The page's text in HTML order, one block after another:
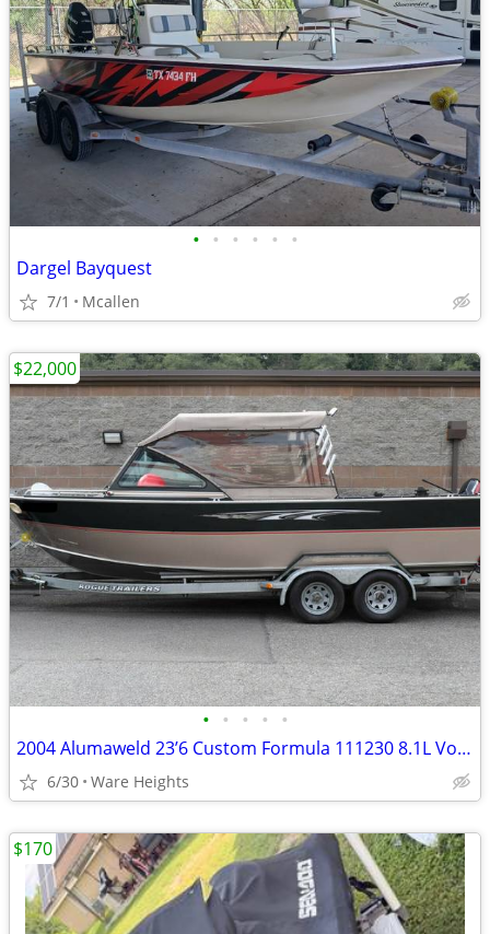
• • • • • •
Dargel Bayquest
7/1 Mcallen
• • • • •
2004 Alumaweld 23’6 Custom Formula 111230 8.1L Vortec / Hamilton 212 !
6/30 Ware Heights
$22,000
$170